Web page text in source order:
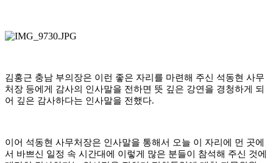
김홍근 충남 부의장은 이런 좋은 자리를 마련해 주신 석동현 사무
처장 등에게 감사의 인사말을 전하면 뜻 깊은 강연을 경청하게 되
어 깊은 감사하다는 인사말을 전했다.
이어 석동현 사무처장은 인사말을 통해서 오늘 이 자리에 먼 곳에
서 바쁘신 일정 속 시간대에 이렇게 많은 분들이 참석해 주신 것에